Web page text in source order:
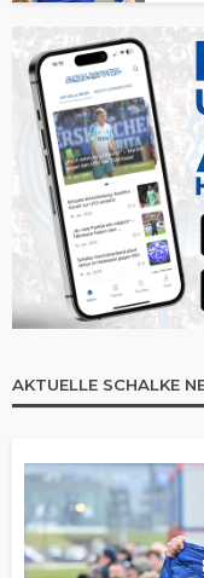
AKTUELLE SCHALKE